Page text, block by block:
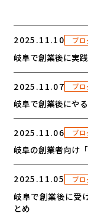
2025.11.10 ブロ
岐阜で創業後に実
2025.11.07 ブロ
岐阜で創業後にや
2025.11.06 ブロ
岐阜の創業者向け
2025.11.05 ブロ
岐阜で創業後に受
とめ